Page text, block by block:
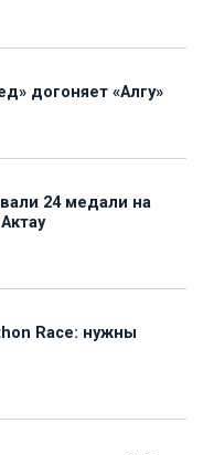
догоняет «Алгу»
24 медали на
Race: нужны